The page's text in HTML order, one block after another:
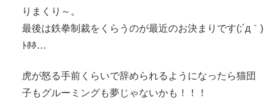
りまくり～。
最後は鉄拳制裁をくらうのが最近のお決まりです(;´д｀)
ﾄﾎﾎ…
虎が怒る手前くらいで辞められるようになったら猫団
子もグルーミングも夢じゃないかも！！！